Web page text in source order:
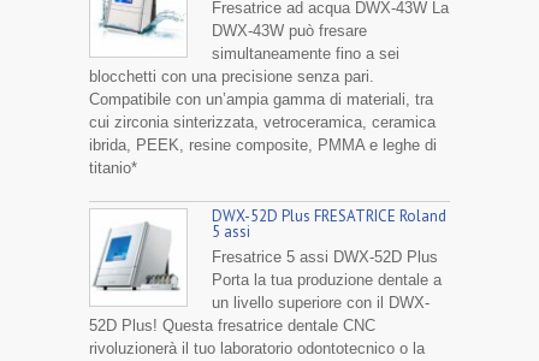
Fresatrice ad acqua DWX-43W La
DWX-43W può fresare
simultaneamente fino a sei
blocchetti con una precisione senza pari.
Compatibile con un’ampia gamma di materiali, tra
cui zirconia sinterizzata, vetroceramica, ceramica
ibrida, PEEK, resine composite, PMMA e leghe di
titanio*
DWX-52D Plus FRESATRICE Roland
5 assi
Fresatrice 5 assi DWX-52D Plus
Porta la tua produzione dentale a
un livello superiore con il DWX-
52D Plus! Questa fresatrice dentale CNC
rivoluzionerà il tuo laboratorio odontotecnico o la